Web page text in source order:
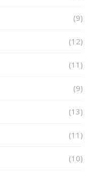
(9)
(12)
(11)
(9)
(13)
(11)
(10)